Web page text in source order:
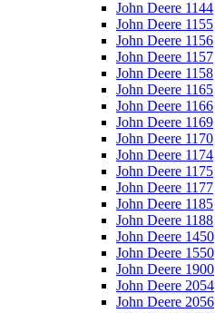
John Deere 1144
John Deere 1155
John Deere 1156
John Deere 1157
John Deere 1158
John Deere 1165
John Deere 1166
John Deere 1169
John Deere 1170
John Deere 1174
John Deere 1175
John Deere 1177
John Deere 1185
John Deere 1188
John Deere 1450
John Deere 1550
John Deere 1900
John Deere 2054
John Deere 2056